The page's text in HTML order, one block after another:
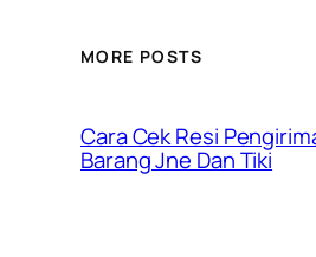
MORE POSTS
Cara Cek Resi
Barang Jne Dan Tiki